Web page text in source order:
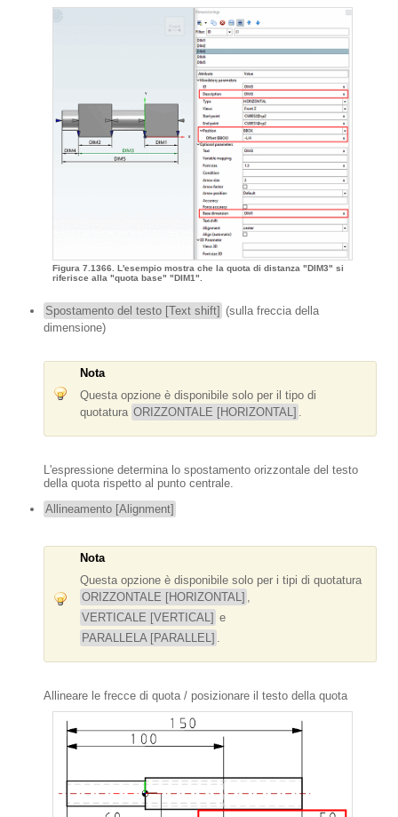
Figura 7.1366. L'esempio mostra che la quota di distanza "DIM3" si
riferisce alla "quota base" "DIM1".
Spostamento del testo [Text shift] (sulla freccia della
dimensione)
Nota
Questa opzione è disponibile solo per il tipo di
quotatura ORIZZONTALE [HORIZONTAL] .
L'espressione determina lo spostamento orizzontale del testo
della quota rispetto al punto centrale.
Allineamento [Alignment]
Nota
Questa opzione è disponibile solo per i tipi di quotatura
ORIZZONTALE [HORIZONTAL] ,
VERTICALE [VERTICAL] e
PARALLELA [PARALLEL] .
Allineare le frecce di quota / posizionare il testo della quota